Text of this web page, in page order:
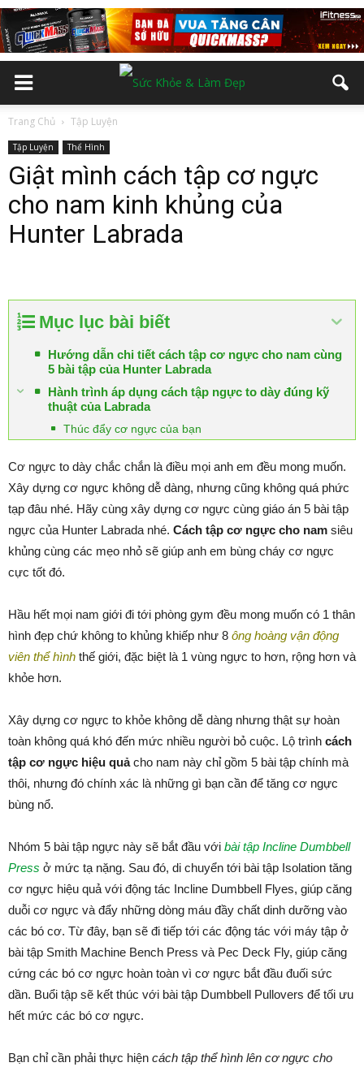
Trang Chủ Tập Luyện
Tập Luyện Thể Hình
Giật mình cách tập cơ ngực
cho nam kinh khủng của
Hunter Labrada
Mục lục bài biết
Hướng dẫn chi tiết cách tập cơ ngực cho nam cùng
5 bài tập của Hunter Labrada
Hành trình áp dụng cách tập ngực to dày đúng kỹ
thuật của Labrada
Thúc đẩy cơ ngực của bạn
Cơ ngực to dày chắc chắn là điều mọi anh em đều mong muốn.
Xây dựng cơ ngực không dễ dàng, nhưng cũng không quá phức
tạp đâu nhé. Hãy cùng xây dựng cơ ngực cùng giáo án 5 bài tập
ngực của Hunter Labrada nhé. Cách tập cơ ngực cho nam siêu
khủng cùng các mẹo nhỏ sẽ giúp anh em bùng cháy cơ ngực
cực tốt đó.
Hầu hết mọi nam giới đi tới phòng gym đều mong muốn có 1 thân
hình đẹp chứ không to khủng khiếp như 8 ông hoàng vận động
viên thể hình thế giới, đặc biệt là 1 vùng ngực to hơn, rộng hơn và
khỏe hơn.
Xây dựng cơ ngực to khỏe không dễ dàng nhưng thật sự hoàn
toàn không quá khó đến mức nhiều người bỏ cuộc. Lộ trình cách
tập cơ ngực hiệu quảcho nam này chỉ gồm 5 bài tập chính mà
thôi, nhưng đó chính xác là những gì bạn cần để tăng cơ ngực
bùng nổ.
Nhóm 5 bài tập ngực này sẽ bắt đầu với bài tập Incline Dumbbell
Press ở mức tạ nặng. Sau đó, di chuyển tới bài tập Isolation tăng
cơ ngực hiệu quả với động tác Incline Dumbbell Flyes, giúp căng
duỗi cơ ngực và đẩy những dòng máu đầy chất dinh dưỡng vào
các bó cơ. Từ đây, bạn sẽ đi tiếp tới các động tác với máy tập ở
bài tập Smith Machine Bench Press và Pec Deck Fly, giúp căng
cứng các bó cơ ngực hoàn toàn vì cơ ngực bắt đầu đuối sức
dần. Buổi tập sẽ kết thúc với bài tập Dumbbell Pullovers để tối ưu
hết mức các bó cơ ngực.
Bạn chỉ cần phải thực hiện cách tập thể hình lên cơ ngực cho